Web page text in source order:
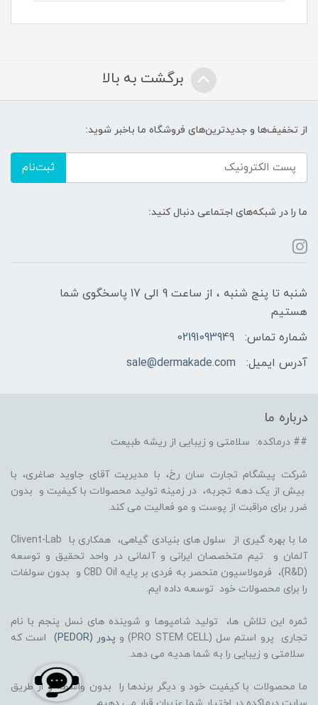
برگشت به بالا
از تخفیف‌ها و جدیدترین‌های فروشگاه ما باخبر شوید:
ثبت‌نام
ما را در شبکه‌های اجتماعی دنبال کنید:
شنبه تا پنج شنبه ، از ساعت 9 الی 17 پاسخگوی شما
هستیم
شماره تماس:
02191093949
آدرس ایمیل:
sale@dermakade.com
درباره ما
## درماکده: سلامتی و زیبایی از ریشه طبیعت
شرکت پیشگام تجارت سان رخ، با مدیریت آقای جاوید صاغری، با
بیش از یک دهه تجربه، در زمینه تولید محصولات با کیفیت و بدون
ضرر برای مراقبت از پوست و مو فعالیت می کند.
ما با بهره گیری از سلول های بنیادی گیاهی، همکاری با Clivent-Lab
آلمان و تیم متخصصان ایرانی و آلمانی در واحد تحقیق و توسعه
(R&D)، فرمولاسیون منحصر به فردی بر پایه CBD Oil و بدون سولفات
را برای محصولات خود توسعه داده ایم.
ثمره این تلاش ها، تولید شامپوها و شوینده های نسل پنجم با نام
تجاری پرو استم سل (PRO STEM CELL) و
پدور (PEDOR)
است که
سلامتی و زیبایی را به شما هدیه می دهد.
ما محصولات با کیفیت خود و دیگر برندها را بدون واسطه و از طریق